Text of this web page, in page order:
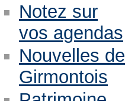
Notez sur
vos agendas
Nouvelles de
Girmontois